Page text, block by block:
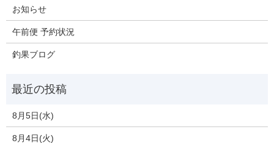
お知らせ
午前便 予約状況
釣果ブログ
8月5日(水)
8月4日(火)